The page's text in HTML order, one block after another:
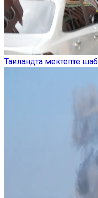
Таиландта мектепте